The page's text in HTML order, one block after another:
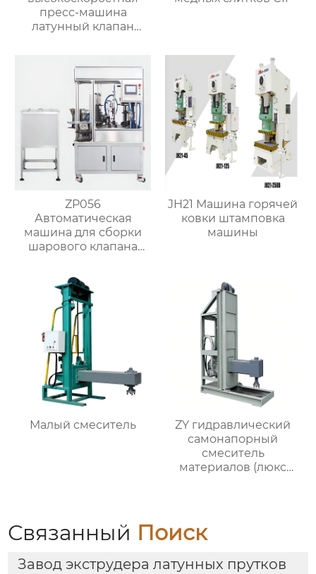
пресс-машина
латунный клапан
ковки
ZP056
Автоматическая
машина для сборки
шарового клапана
кольцом)
JH21 Машина горячей
ковки штамповка
машины
Малый смеситель
ZY гидравлический
самонапорный
смеситель
материалов (люкс
Связанный Поиск
Завод экструдера латунных прутков